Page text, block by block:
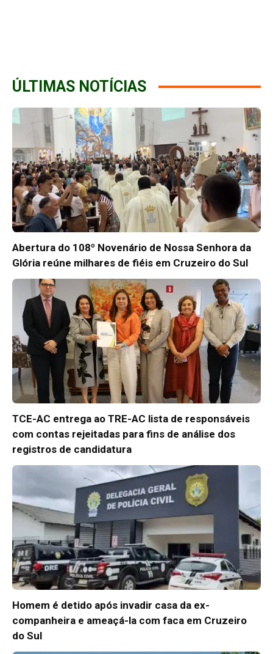
ÚLTIMAS NOTÍCIAS
Abertura do 108º Novenário de Nossa Senhora da
Glória reúne milhares de fiéis em Cruzeiro do Sul
TCE-AC entrega ao TRE-AC lista de responsáveis
com contas rejeitadas para fins de análise dos
registros de candidatura
Homem é detido após invadir casa da ex-
companheira e ameaçá-la com faca em Cruzeiro
do Sul